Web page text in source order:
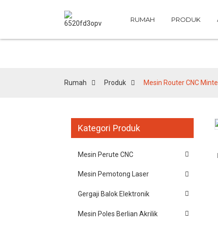
RUMAH PRODUK
Rumah Produk Mesin Router CNC
Kategori Produk
Mesin Perute CNC
Mesin Pemotong Laser
Gergaji Balok Elektronik
Mesin Poles Berlian Akrilik
Loading...
Loading...